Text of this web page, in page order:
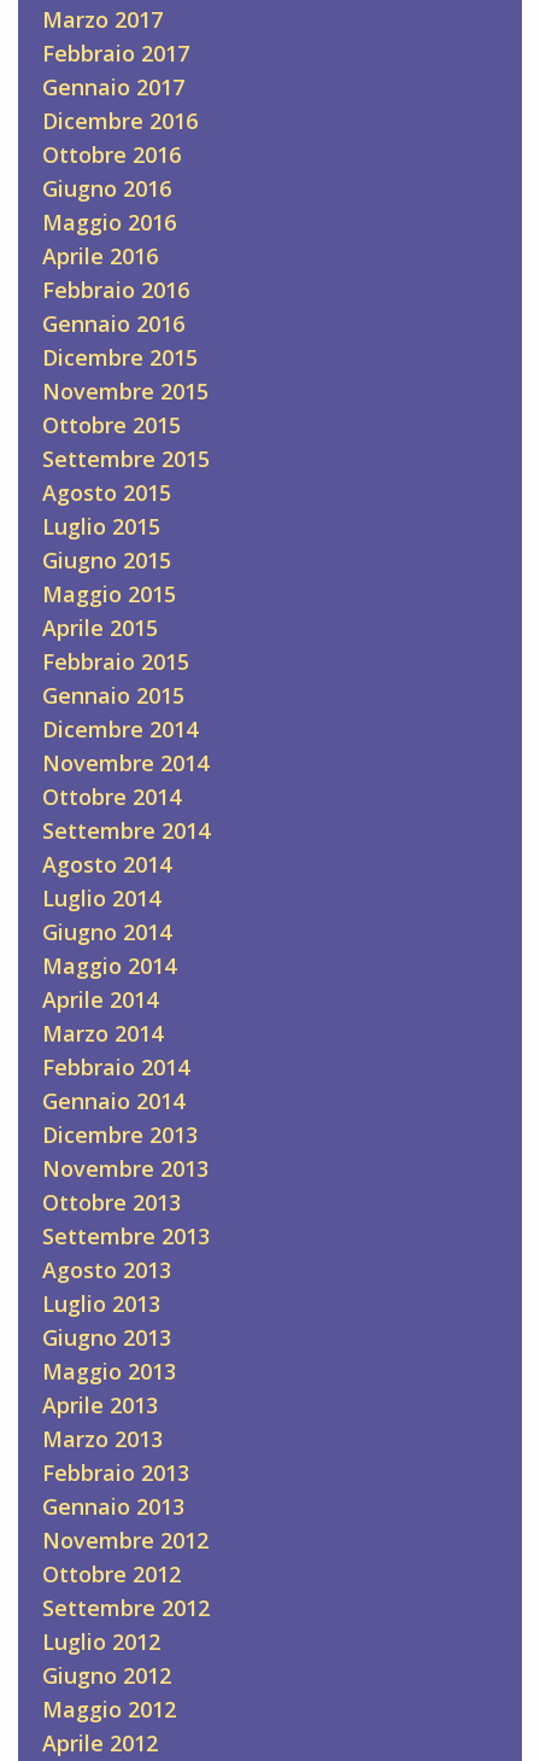
Marzo 2017
Febbraio 2017
Gennaio 2017
Dicembre 2016
Ottobre 2016
Giugno 2016
Maggio 2016
Aprile 2016
Febbraio 2016
Gennaio 2016
Dicembre 2015
Novembre 2015
Ottobre 2015
Settembre 2015
Agosto 2015
Luglio 2015
Giugno 2015
Maggio 2015
Aprile 2015
Febbraio 2015
Gennaio 2015
Dicembre 2014
Novembre 2014
Ottobre 2014
Settembre 2014
Agosto 2014
Luglio 2014
Giugno 2014
Maggio 2014
Aprile 2014
Marzo 2014
Febbraio 2014
Gennaio 2014
Dicembre 2013
Novembre 2013
Ottobre 2013
Settembre 2013
Agosto 2013
Luglio 2013
Giugno 2013
Maggio 2013
Aprile 2013
Marzo 2013
Febbraio 2013
Gennaio 2013
Novembre 2012
Ottobre 2012
Settembre 2012
Luglio 2012
Giugno 2012
Maggio 2012
Aprile 2012